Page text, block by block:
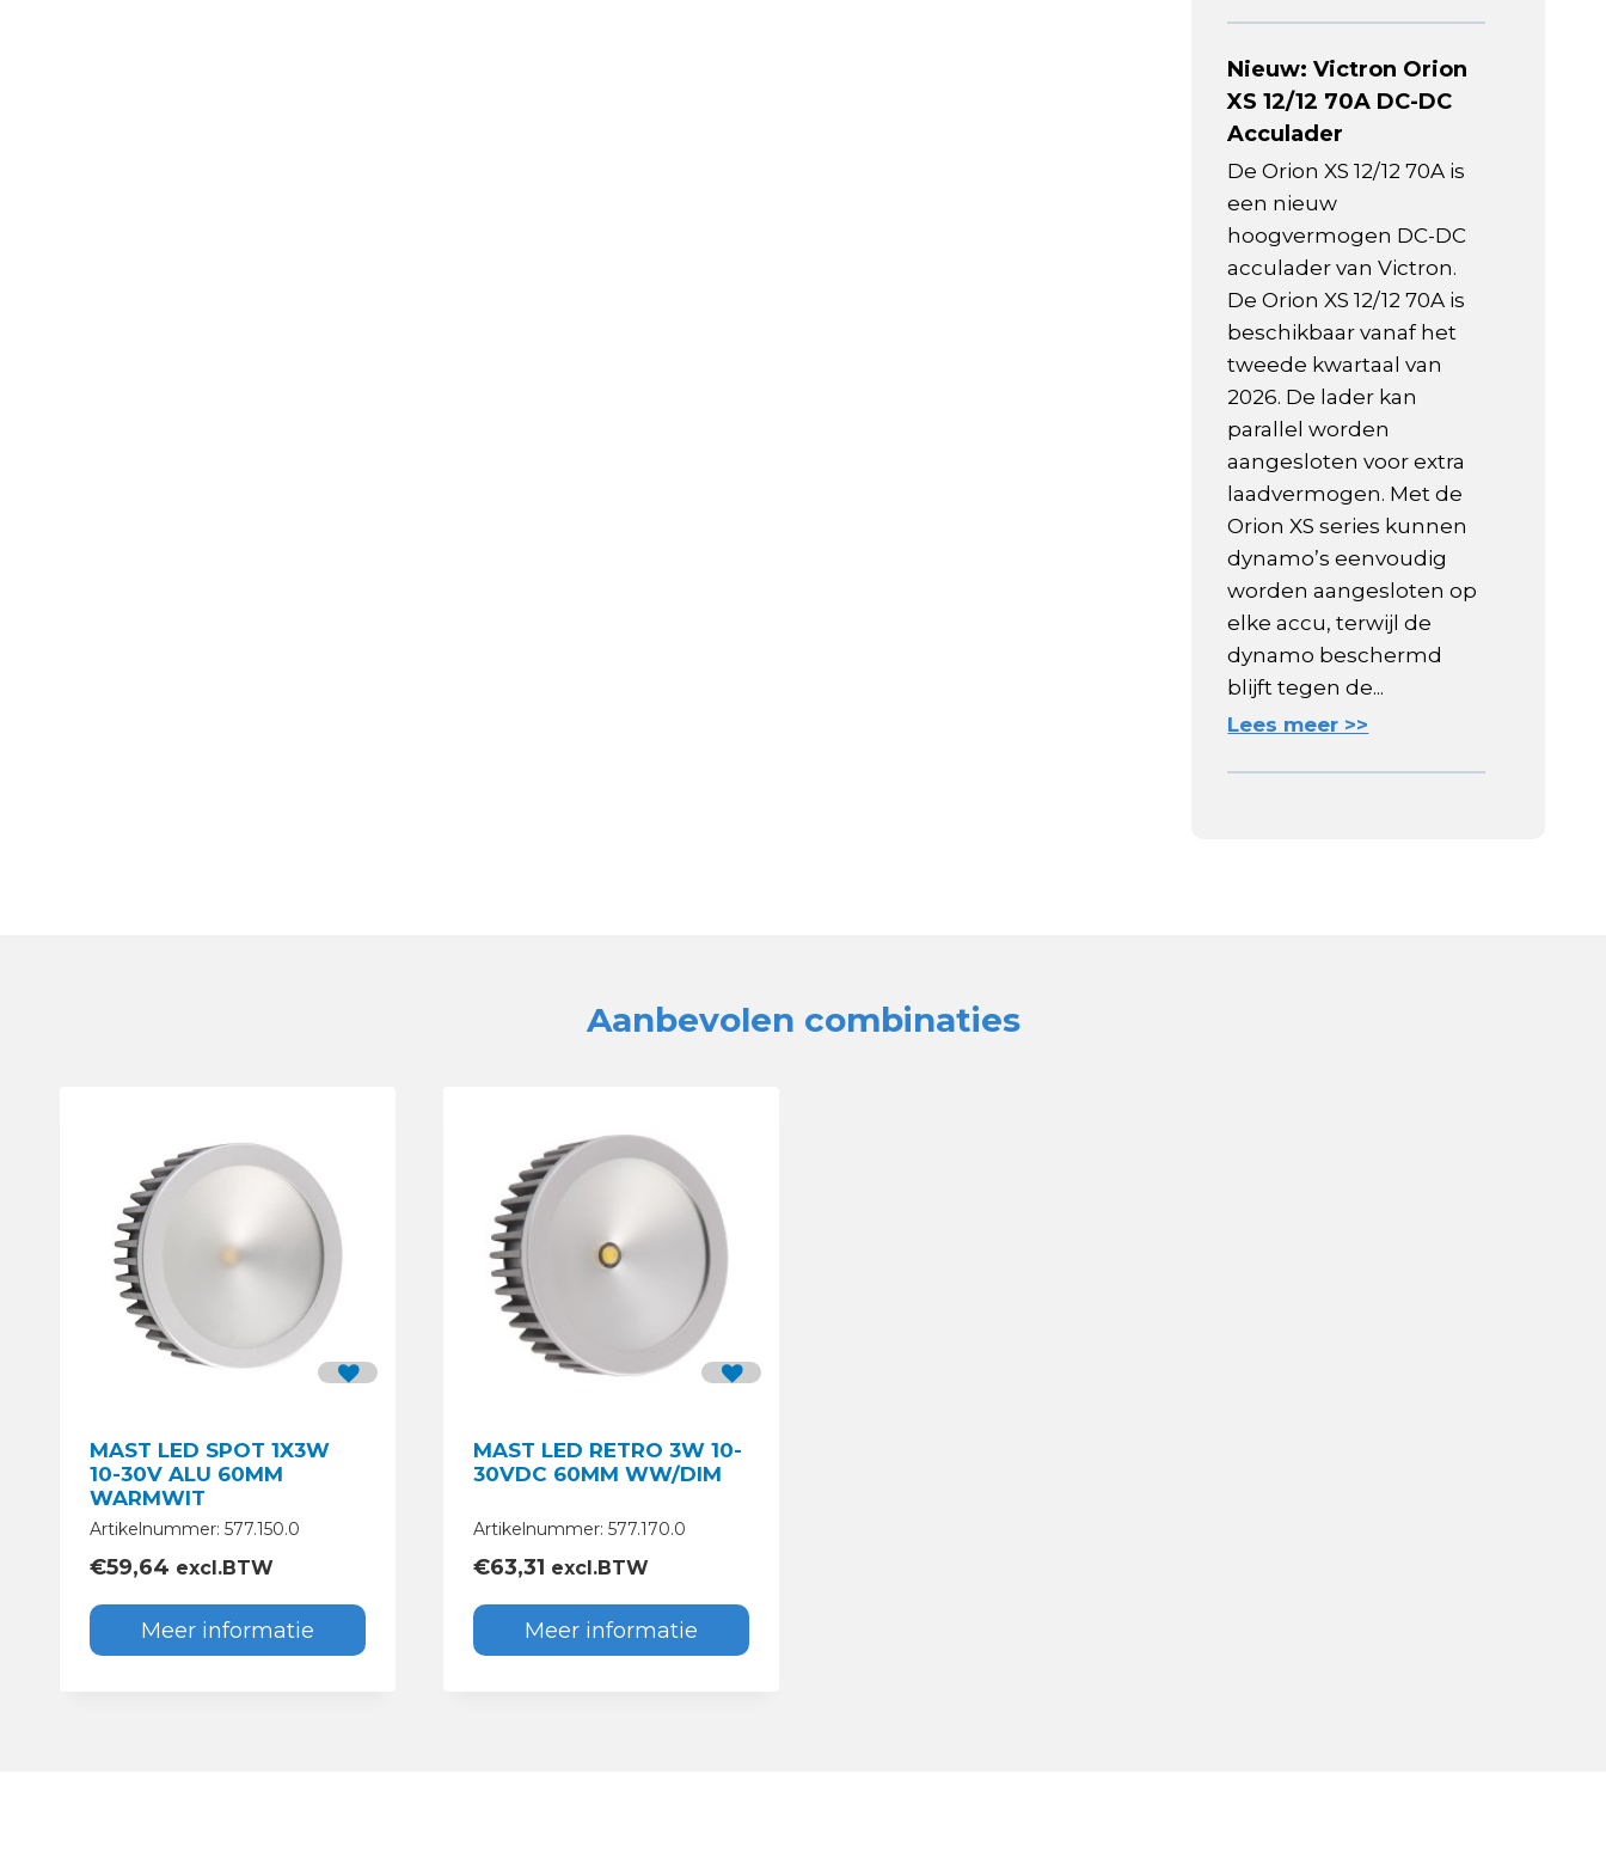
Nieuw: Victron Orion
XS 12/12 70A DC-DC
Acculader
De Orion XS 12/12 70A is
een nieuw
hoogvermogen DC-DC
acculader van Victron.
De Orion XS 12/12 70A is
beschikbaar vanaf het
tweede kwartaal van
2026. De lader kan
parallel worden
aangesloten voor extra
laadvermogen. Met de
Orion XS series kunnen
dynamo’s eenvoudig
worden aangesloten op
elke accu, terwijl de
dynamo beschermd
blijft tegen de...
Lees meer >>
Aanbevolen combinaties
MAST LED SPOT 1X3W
10-30V ALU 60MM
WARMWIT
Artikelnummer: 577.150.0
€59,64 excl.BTW
Meer informatie
MAST LED RETRO 3W 10-
30VDC 60MM WW/DIM
Artikelnummer: 577.170.0
€63,31 excl.BTW
Meer informatie